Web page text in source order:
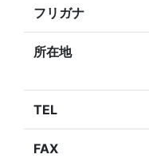
フリガナ
所在地
TEL
FAX